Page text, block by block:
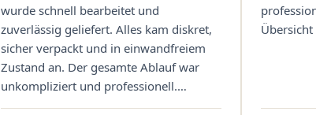
wurde schnell bearbeitet und
zuverlässig geliefert. Alles kam diskret,
sicher verpackt und in einwandfreiem
Zustand an. Der gesamte Ablauf war
unkompliziert und professionell.
Qualität und Kundenzufriedenheit
Übersicht